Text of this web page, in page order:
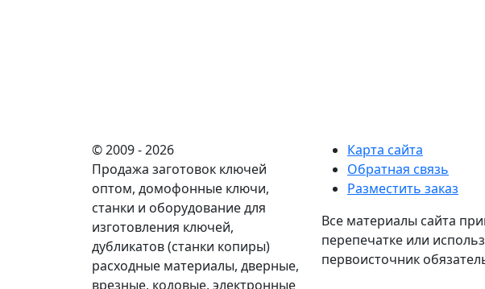
© 2009 - 2026
Продажа заготовок ключей
оптом, домофонные ключи,
станки и оборудование для
изготовления ключей,
дубликатов (станки копиры)
расходные материалы, дверные,
врезные, кодовые, электронные
Карта сайта
Обратная связь
Разместить заказ
Все материалы сайта
перепечатке или
первоисточник